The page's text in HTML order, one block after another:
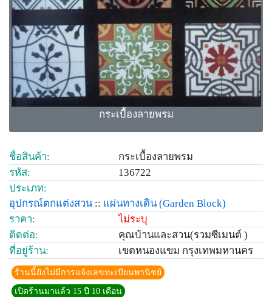
กระเบื้องลายพรม
ชื่อสินค้า:
กระเบื้องลายพรม
รหัส:
136722
ประเภท:
อุปกรณ์ตกแต่งสวน :: แผ่นทางเดิน (Garden Block)
ราคา:
ไม่ระบุ
ติดต่อ:
คุณบ้านและสวน(รวมซีเมนต์ )
ที่อยู่ร้าน:
เขตหนองแขม กรุงเทพมหานคร
ร้านนี้ยังไม่มีการแจ้งเลขทะเบียนพานิชย์
เปิดร้านมาแล้ว 15 ปี 10 เดือน